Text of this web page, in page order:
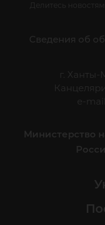
Делитесь
Сведения об
г. Ханты-
e-mail:
Министерство